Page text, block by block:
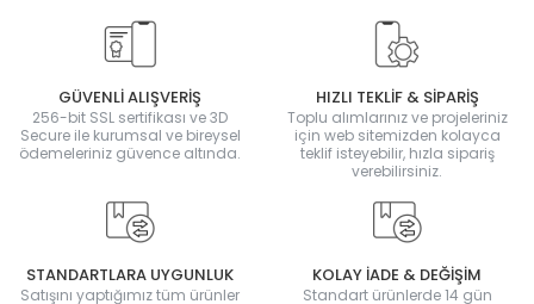
GÜVENLİ ALIŞVERİŞ
256-bit SSL sertifikası ve 3D
Secure ile kurumsal ve bireysel
ödemeleriniz güvence altında.
HIZLI TEKLİF & SİPARİŞ
Toplu alımlarınız ve projeleriniz
için web sitemizden kolayca
teklif isteyebilir, hızla sipariş
verebilirsiniz.
STANDARTLARA UYGUNLUK
Satışını yaptığımız tüm ürünler
KOLAY İADE & DEĞİŞİM
Standart ürünlerde 14 gün